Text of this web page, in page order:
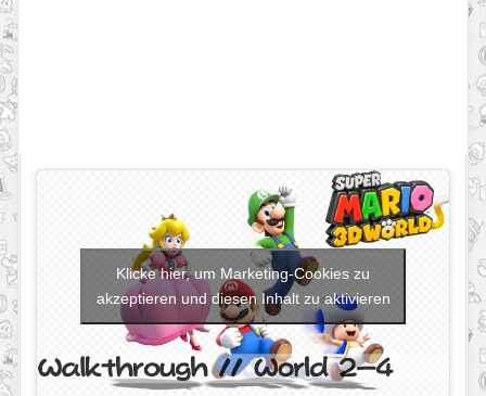
Klicke hier, um Marketing-Cookies zu
akzeptieren und diesen Inhalt zu aktivieren